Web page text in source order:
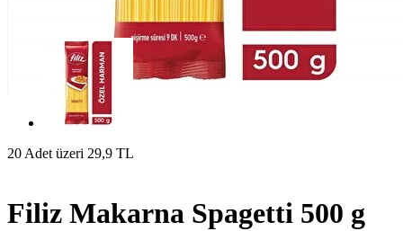
20 Adet üzeri 29,9 TL
Filiz Makarna Spagetti 500 g